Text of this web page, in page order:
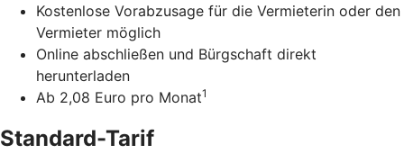
Kostenlose Vorabzusage für die Vermieterin oder den
Vermieter möglich
Online abschließen und Bürgschaft direkt
herunterladen
Ab 2,08 Euro pro Monat1
Standard-Tarif